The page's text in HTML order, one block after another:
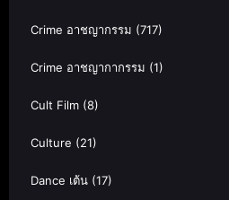
Crime อาชญากรรม (717)
Crime อาชญากากรรม (1)
Cult Film (8)
Culture (21)
Dance เต้น (17)